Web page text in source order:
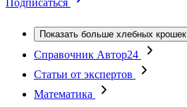
Подписаться
Показать больше хлебных крошек
Справочник Автор24
Статьи от экспертов
Математика